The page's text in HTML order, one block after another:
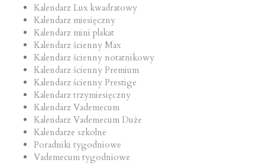
Kalendarz Lux kwadratowy
Kalendarz miesięczny
Kalendarz mini plakat
Kalendarz ścienny Max
Kalendarz ścienny notatnikowy
Kalendarz ścienny Premium
Kalendarz ścienny Prestige
Kalendarz trzymiesięczny
Kalendarz Vademecum
Kalendarz Vademecum Duże
Kalendarze szkolne
Poradniki tygodniowe
Vademecum tygodniowe